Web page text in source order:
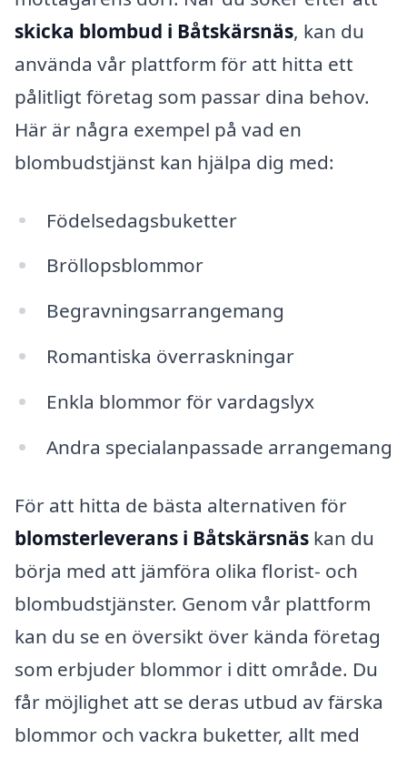
skicka blombud i Båtskärsnäs, kan du
använda vår plattform för att hitta ett
pålitligt företag som passar dina behov.
Här är några exempel på vad en
blombudstjänst kan hjälpa dig med:
Födelsedagsbuketter
Bröllopsblommor
Begravningsarrangemang
Romantiska överraskningar
Enkla blommor för vardagslyx
Andra specialanpassade arrangemang
För att hitta de bästa alternativen för
blomsterleverans i Båtskärsnäs kan du
börja med att jämföra olika florist- och
blombudstjänster. Genom vår plattform
kan du se en översikt över kända företag
som erbjuder blommor i ditt område. Du
får möjlighet att se deras utbud av färska
blommor och vackra buketter, allt med